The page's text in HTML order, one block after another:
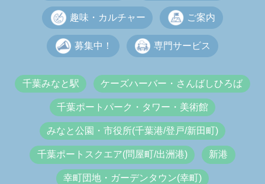
趣味・カルチャー ご案内
募集中！ 専門サービス
千葉みなと駅 ケーズハーバー・さんばしひろば
千葉ポートパーク・タワー・美術館
みなと公園・市役所(千葉港/登戸/新田町)
千葉ポートスクエア(問屋町/出洲港) 新港
幸町団地・ガーデンタウン(幸町)